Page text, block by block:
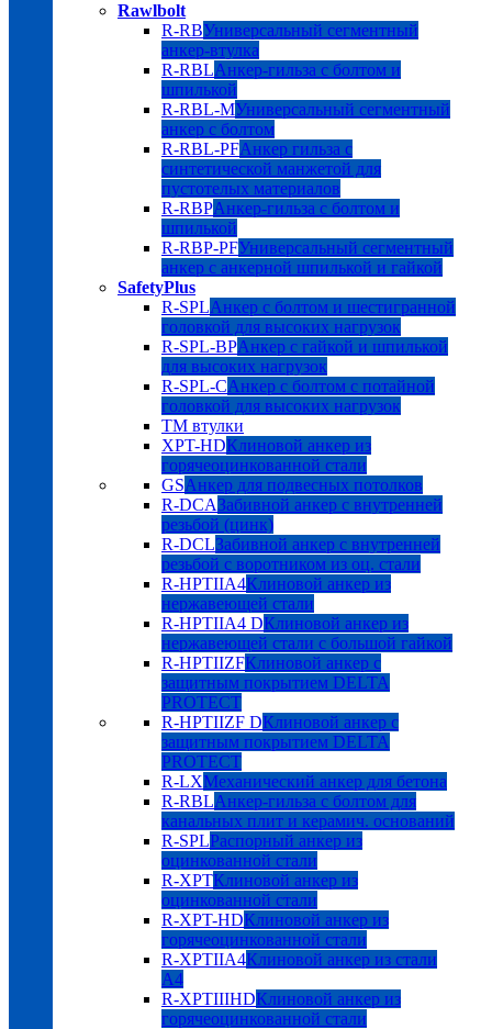
Rawlbolt
R-RBУниверсальный сегментный
анкер-втулка
R-RBLАнкер-гильза с болтом и
шпилькой
R-RBL-MУниверсальный сегментный
анкер с болтом
R-RBL-PFАнкер гильза с
синтетической манжетой для
пустотелых материалов
R-RBPАнкер-гильза с болтом и
шпилькой
R-RBP-PFУниверсальный сегментный
анкер с анкерной шпилькой и гайкой
SafetyPlus
R-SPLАнкер с болтом и шестигранной
головкой для высоких нагрузок
R-SPL-BPАнкер с гайкой и шпилькой
для высоких нагрузок
R-SPL-CАнкер с болтом с потайной
головкой для высоких нагрузок
TM втулки
XPT-HDКлиновой анкер из
горячеоцинкованной стали
GSАнкер для подвесных потолков
R-DCAЗабивной анкер с внутренней
резьбой (цинк)
R-DCLЗабивной анкер с внутренней
резьбой с воротником из оц. стали
R-HPTIIA4Клиновой анкер из
нержавеющей стали
R-HPTIIA4 DКлиновой анкер из
нержавеющей стали с большой гайкой
R-HPTIIZFКлиновой анкер с
защитным покрытием DELTA
PROTECT
R-HPTIIZF DКлиновой анкер с
защитным покрытием DELTA
PROTECT
R-LXМеханический анкер для бетона
R-RBLАнкер-гильза с болтом для
канальных плит и керамич. оснований
R-SPLРаспорный анкер из
оцинкованной стали
R-XPTКлиновой анкер из
оцинкованной стали
R-XPT-HDКлиновой анкер из
горячеоцинкованной стали
R-XPTIIA4Клиновой анкер из стали
А4
R-XPTIIIHDКлиновой анкер из
горячеоцинкованной стали